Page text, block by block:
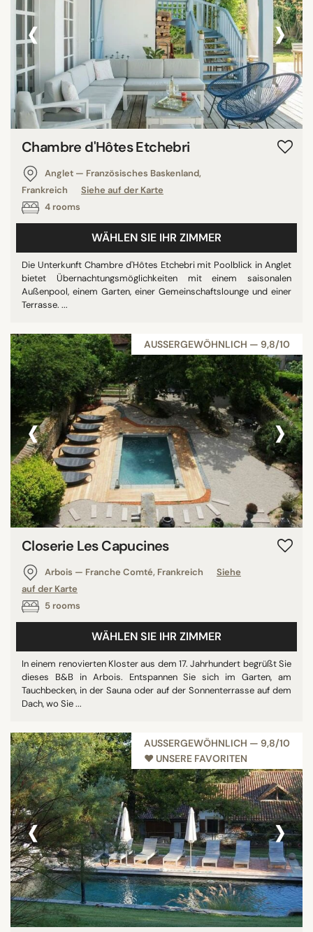
‹ ›
Chambre d'Hôtes Etchebri
Anglet — Französisches Baskenland,
Frankreich
Siehe auf der Karte
4 rooms
WÄHLEN SIE IHR ZIMMER
Die Unterkunft Chambre d'Hôtes Etchebri mit Poolblick in Anglet
bietet Übernachtungsmöglichkeiten mit einem saisonalen
Außenpool, einem Garten, einer Gemeinschaftslounge und einer
Terrasse. ...
AUSSERGEWÖHNLICH — 9,8/10
‹ ›
Closerie Les Capucines
Arbois — Franche Comté, Frankreich
Siehe
auf der Karte
5 rooms
WÄHLEN SIE IHR ZIMMER
In einem renovierten Kloster aus dem 17. Jahrhundert begrüßt Sie
dieses B&B in Arbois. Entspannen Sie sich im Garten, am
Tauchbecken, in der Sauna oder auf der Sonnenterrasse auf dem
Dach, wo Sie ...
AUSSERGEWÖHNLICH — 9,8/10
♥︎ UNSERE FAVORITEN
‹ ›